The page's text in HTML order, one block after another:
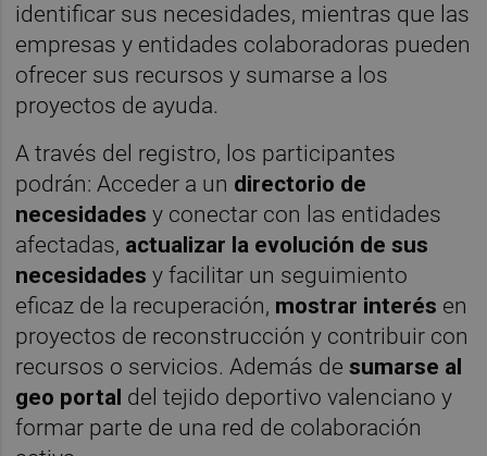
identificar sus necesidades, mientras que las
empresas y entidades colaboradoras pueden
ofrecer sus recursos y sumarse a los
proyectos de ayuda.
A través del registro, los participantes
podrán: Acceder a un directorio de
necesidades y conectar con las entidades
afectadas, actualizar la evolución de sus
necesidades y facilitar un seguimiento
eficaz de la recuperación, mostrar interés en
proyectos de reconstrucción y contribuir con
recursos o servicios. Además desumarse al
geo portal del tejido deportivo valenciano y
formar parte de una red de colaboración